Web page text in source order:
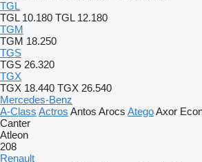
TGL
TGL 10.180 TGL 12.180
TGM
TGM 18.250
TGS
TGS 26.320
TGX
TGX 18.440 TGX 26.540
Mercedes-Benz
A-Class Actros Antos Arocs AtegoAxor
Canter
Atleon
208
Renault